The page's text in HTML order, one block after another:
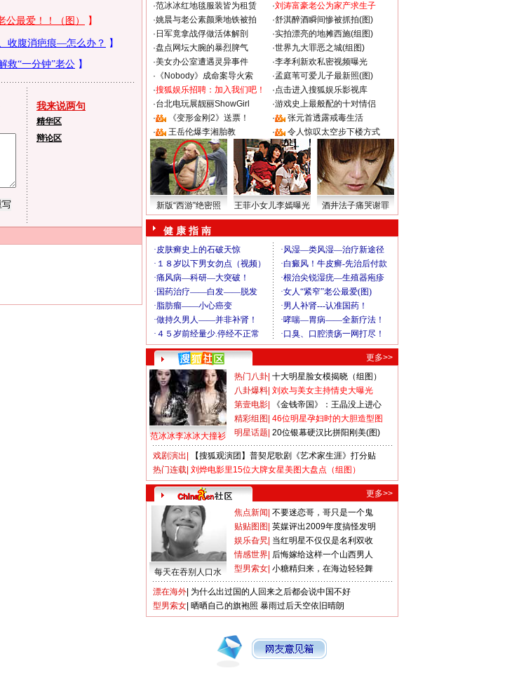
我来说两句
精华区
辩论区
·范冰冰红地毯服装皆为租赁 ·刘涛富豪老公为家产求生子
·姚晨与老公素颜乘地铁被拍 ·舒淇醉酒瞬间惨被抓拍(图)
· 日军竟拿战俘做活体解剖 ·实拍漂亮的地摊西施(组图)
·盘点网坛大腕的暴烈脾气 ·世界九大罪恶之城(组图)
·美女办公室遭遇灵异事件 ·李孝利新欢私密视频曝光
· 《Nobody》成命案导火索 ·孟庭苇可爱儿子最新照(图)
·搜狐娱乐招聘：加入我们吧！ ·点击进入搜狐娱乐影视库
·台北电玩展靓丽ShowGirl ·游戏史上最般配的十对情侣
·
《变形金刚2》送票！ ·
张元首透露戒毒生活
·
王岳伦爆李湘胎教 · 令人惊叹太空步下楼方式
新版“西游”绝密照 王菲小女儿李嫣曝光 酒井法子痛哭谢罪
健 康 指 南
更多>>
范冰冰李冰冰大撞衫
热门八卦 十大明星脸女模揭晓（组图）
八卦爆料 刘欢与美女主持情史大曝光
第壹电影
《金钱帝国》：王晶没上进心
精彩组图 46位明星孕妇时的大胆造型图
明星话题 20位银幕硬汉比拼阳刚美(图)
戏剧演出
【搜狐观演团】普契尼歌剧《艺术家生涯》打分贴
热门连载 刘烨电影里15位大牌女星美图大盘点（组图）
更多>>
每天在吞别人口水
焦点新闻 不要迷恋哥，哥只是一个鬼
贴贴图图 英媒评出2009年度搞怪发明
娱乐旮旯 当红明星不仅仅是名利双收
情感世界 后悔嫁给这样一个山西男人
型男索女 小糖精归来，在海边轻轻舞
漂在海外 为什么出过国的人回来之后都会说中国不好
型男索女 晒晒自己的旗袍照 暴雨过后天空依旧晴朗